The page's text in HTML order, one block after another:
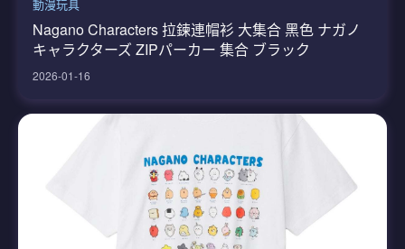
動漫玩具
Nagano Characters 拉鍊連帽衫 大集合 黑色 ナガノ
キャラクターズ ZIPパーカー 集合 ブラック
2026-01-16